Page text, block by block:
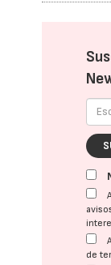
de